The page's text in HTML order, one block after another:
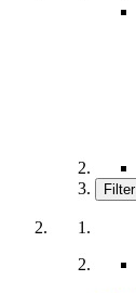
Filter